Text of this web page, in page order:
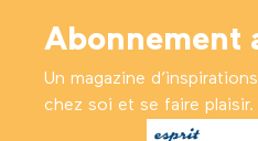
Abonnement
Un magazine
chez soi et se faire